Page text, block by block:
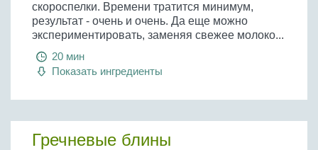
скороспелки. Времени тратится минимум,
результат - очень и очень. Да еще можно
экспериментировать, заменяя свежее молоко...
20 мин
Показать ингредиенты
Гречневые блины